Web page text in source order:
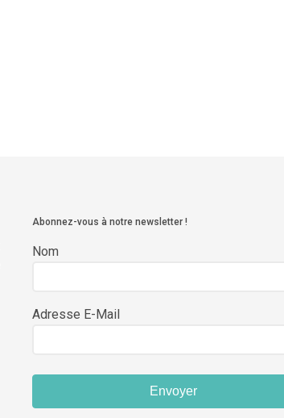
Abonnez-vous à notre newsletter !
Nom
Adresse E-Mail
Envoyer